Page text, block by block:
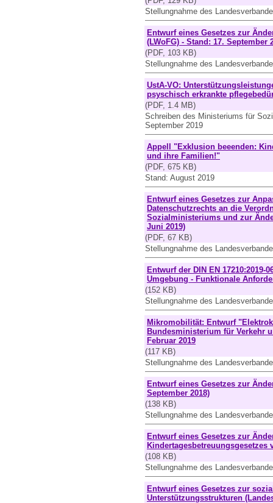
Stellungnahme des
Entwurf eines Gesetzes zur
(LWoFG) - Stand: 17. September
(PDF, 103 KB)
Stellungnahme des
UstA-VO:
psyschisch erkrankte
(PDF, 1.4 MB)
Schreiben des Ministeriums für
September 2019
Appell "Exklusion beeenden:
und ihre Familien!"
(PDF, 675 KB)
Stand: August 2019
Entwurf eines Gesetzes zur
Datenschutzrechts an die
Sozialministeriums und zur
Juni 2019)
(PDF, 67 KB)
Stellungnahme des
Entwurf der DIN EN
Umgebung - Funktionale
(152 KB)
Stellungnahme des
Mikromobilität: Entwurf
Bundesministerium für Verkehr
Februar 2019
(117 KB)
Stellungnahme des
Entwurf eines Gesetzes zur
September 2018)
(138 KB)
Stellungnahme des
Entwurf eines Gesetzes zur
Kindertagesbetreuungsgesetzes
(108 KB)
Stellungnahme des
Entwurf eines Gesetzes zur
Unterstützungsstrukturen